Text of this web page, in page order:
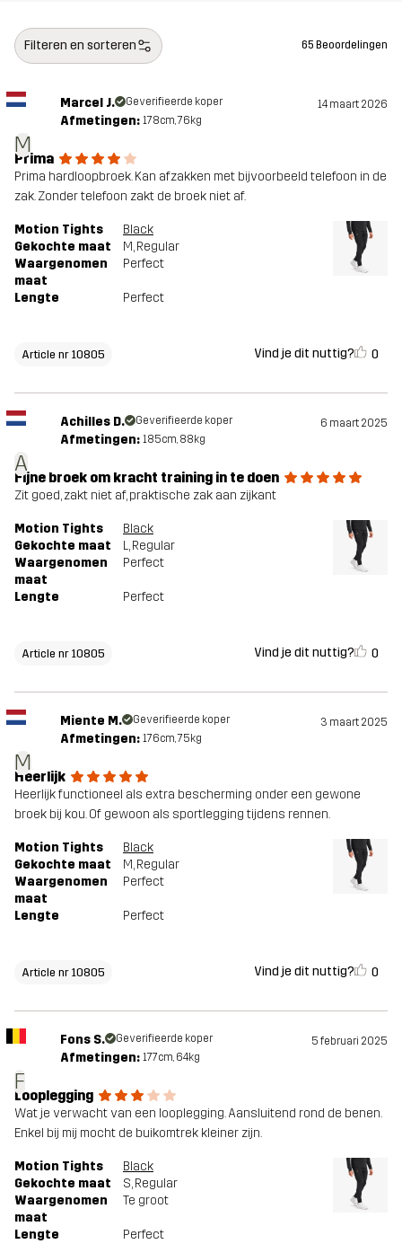
Filteren en sorteren 65 Beoordelingen
M
Marcel J. Geverifieerde koper 14 maart 2026
Afmetingen: 178cm, 76kg
Prima
Prima hardloopbroek. Kan afzakken met bijvoorbeeld telefoon in de
zak. Zonder telefoon zakt de broek niet af.
Motion Tights
Black
Gekochte maat
M, Regular
Waargenomen
maat
Perfect
Lengte Perfect
Article nr 10805 Vind je dit nuttig? 0
A
Achilles D. Geverifieerde koper 6 maart 2025
Afmetingen: 185cm, 88kg
Fijne broek om kracht training in te doen
Zit goed, zakt niet af, praktische zak aan zijkant
Motion Tights
Black
Gekochte maat
L, Regular
Waargenomen
maat
Perfect
Lengte Perfect
Article nr 10805 Vind je dit nuttig? 0
M
Miente M. Geverifieerde koper 3 maart 2025
Afmetingen: 176cm, 75kg
Heerlijk
Heerlijk functioneel als extra bescherming onder een gewone
broek bij kou. Of gewoon als sportlegging tijdens rennen.
Motion Tights
Black
Gekochte maat
M, Regular
Waargenomen
maat
Perfect
Lengte Perfect
Article nr 10805 Vind je dit nuttig? 0
F
Fons S. Geverifieerde koper 5 februari 2025
Afmetingen: 177cm, 64kg
Looplegging
Wat je verwacht van een looplegging. Aansluitend rond de benen.
Enkel bij mij mocht de buikomtrek kleiner zijn.
Motion Tights
Black
Gekochte maat
S, Regular
Waargenomen
maat
Te groot
Lengte Perfect